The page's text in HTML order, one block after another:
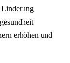
Linderung
erhöhen und